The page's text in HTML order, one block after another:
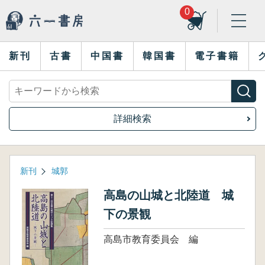
0
新刊 古書 中国書 韓国書 電子書籍
詳細検索
新刊 城郭
高島の山城と北陸道 城
下の景観
高島市教育委員会 編